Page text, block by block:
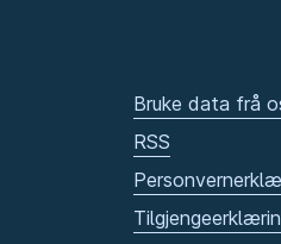
Bruke data frå
RSS